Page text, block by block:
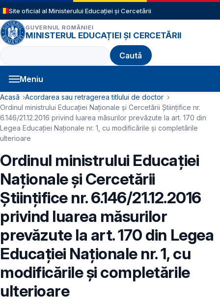
Sari la conținutul principal
Site oficial al Ministerului Educației și Cercetării
GUVERNUL ROMÂNIEI
MINISTERUL EDUCAȚIEI ȘI CERCETĂRII
Caută
Meniu
Navigație principală
Cale de navigare
Acasă
Acordarea sau retragerea titlului de doctor
Ordinul ministrului Educaţiei Naţionale şi Cercetării Ştiinţifice nr.
6.146/21.12.2016 privind luarea măsurilor prevăzute la art. 170 din
Legea Educaţiei Naţionale nr. 1, cu modificările şi completările
ulterioare
Ordinul ministrului Educaţiei
Naţionale şi Cercetării
Ştiinţifice nr. 6.146/21.12.2016
privind luarea măsurilor
prevăzute la art. 170 din Legea
Educaţiei Naţionale nr. 1, cu
modificările şi completările
ulterioare